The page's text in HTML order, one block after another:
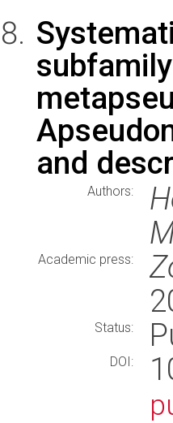
and
Authors:
Academic press:
Status:
DOI: